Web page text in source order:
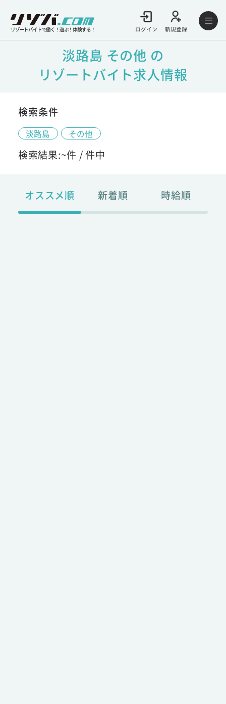
リゾートバイトで働く！遊ぶ！体験する！ ログイン 新規登録
淡路島 その他 の
リゾートバイト求人情報
検索条件
淡路島 その他
検索結果:~件 /件中
オススメ順 新着順 時給順